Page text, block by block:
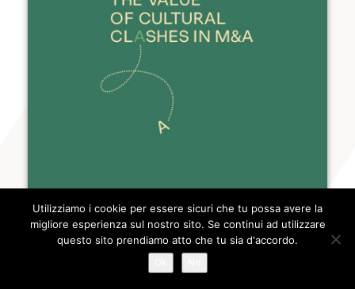
FRANCESCO SAVERIO
Utilizziamo i cookie per essere sicuri che tu possa avere la
migliore esperienza sul nostro sito. Se continui ad utilizzare
questo sito prendiamo atto che tu sia d'accordo.